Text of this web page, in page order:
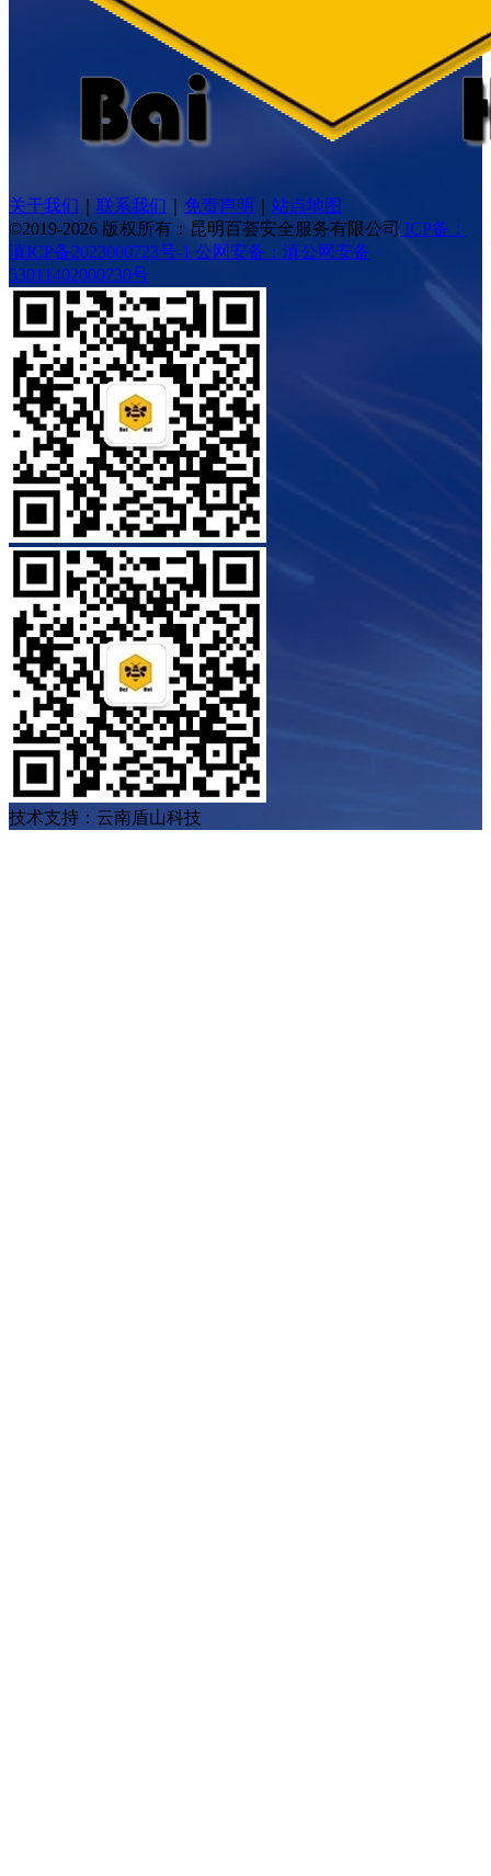
关于我们 联系我们 免责声明
站点地图
©2019-2026 版权所有：昆明百荟安全服务有限公司 ICP备：
滇ICP备2023000723号-1 公网安备：滇公网安备
53011402000730号
技术支持：云南盾山科技